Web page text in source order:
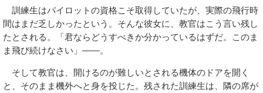
訓練生はパイロットの資格こそ取得していたが、実際の飛行時
間はまだ乏しかったという。そんな彼女に、教官はこう言い残し
たとされる。「君ならどうすべきか分かっているはずだ。このま
ま飛び続けなさい」——。
そして教官は、開けるのが難しいとされる機体のドアを開く
と、そのまま機外へと身を投じた。残された訓練生は、隣の席が